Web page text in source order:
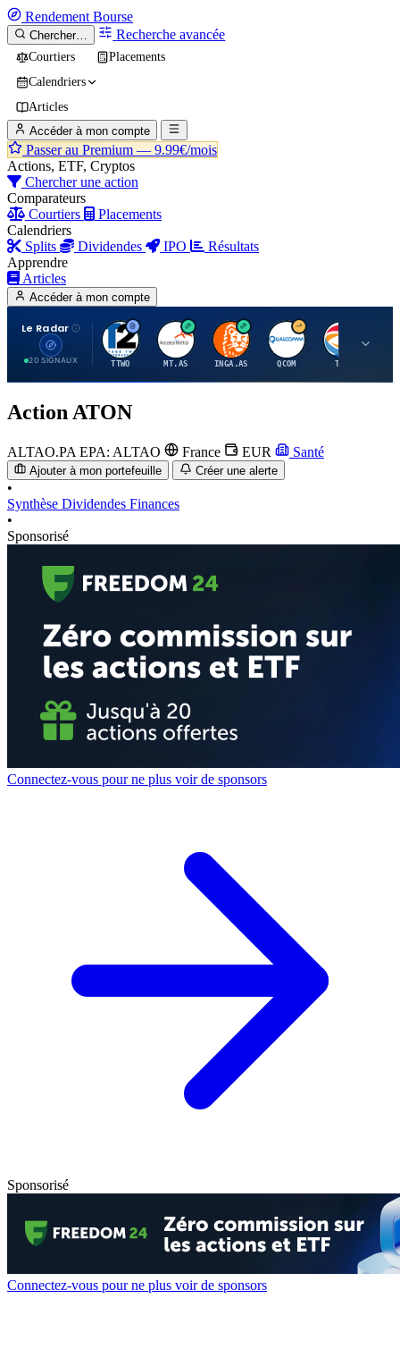
Rendement Bourse
Chercher… Recherche avancée
Courtiers
Placements
Calendriers
Articles
Accéder à mon compte
Passer au Premium — 9.99€/mois
Actions, ETF, Cryptos
Chercher une action
Comparateurs
Courtiers
Placements
Calendriers
Splits
Dividendes IPO
Résultats
Apprendre
Articles
Accéder à mon compte
Le Radar
20 SIGNAUX
T
TTWO
A
MT.AS
I
INGA.AS
Q
QCOM
T
TTE
Action ATON
ALTAO.PA EPA: ALTAO France EUR Santé
Ajouter à mon portefeuille Créer une alerte
•
Synthèse Dividendes Finances
•
Sponsorisé
Connectez-vous pour ne plus voir de sponsors
Sponsorisé
Connectez-vous pour ne plus voir de sponsors